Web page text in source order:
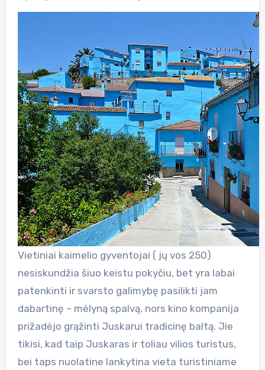
Vietiniai kaimelio gyventojai ( jų vos 250)
nesiskundžia šiuo keistu pokyčiu, bet yra labai
patenkinti ir svarsto galimybę pasilikti jam
dabartinę – mėlyną spalvą, nors kino kompanija
prižadėjo grąžinti Juskarui tradicinę baltą. Jie
tikisi, kad taip Juskaras ir toliau vilios turistus,
bei taps nuolatine lankytina vieta turistiniame